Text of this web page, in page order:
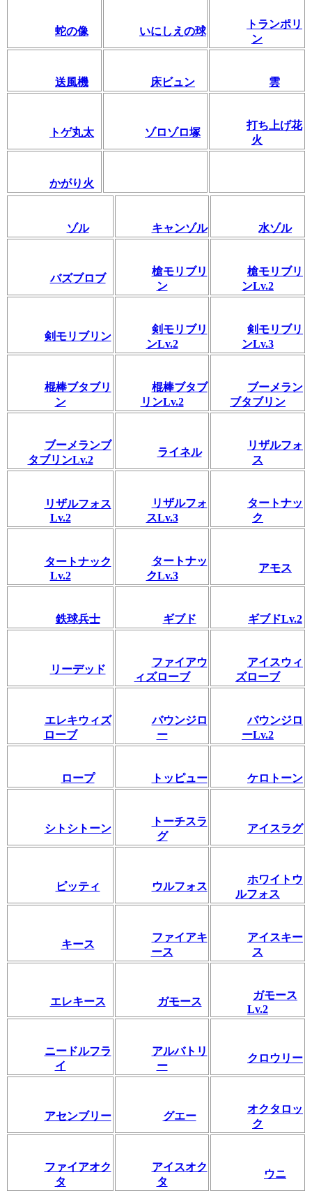
蛇の像 いにしえの球
トランポリ
ン
送風機 床ビュン 雲
トゲ丸太 ゾロゾロ塚
打ち上げ花
火
かがり火
ゾル キャンゾル 水ゾル
バズブロブ
槍モリブリ
ン
槍モリブリ
ンLv.2
剣モリブリン
剣モリブリ
ンLv.2
剣モリブリ
ンLv.3
棍棒ブタブリ
ン
棍棒ブタブ
リンLv.2
ブーメラン
ブタブリン
ブーメランブ
タブリンLv.2
ライネル
リザルフォ
ス
リザルフォス
Lv.2
リザルフォ
スLv.3
タートナッ
ク
タートナック
Lv.2
タートナッ
クLv.3
アモス
鉄球兵士 ギブド ギブドLv.2
リーデッド
ファイアウ
ィズローブ
アイスウィ
ズローブ
エレキウィズ
ローブ
バウンジロ
ー
バウンジロ
ーLv.2
ロープ トッピュー ケロトーン
シトシトーン
トーチスラ
グ
アイスラグ
ピッティ ウルフォス
ホワイトウ
ルフォス
キース
ファイアキ
ース
アイスキー
ス
エレキース ガモース
ガモース
Lv.2
ニードルフラ
イ
アルバトリ
ー
クロウリー
アセンブリー グエー
オクタロッ
ク
ファイアオク
タ
アイスオク
タ
ウニ